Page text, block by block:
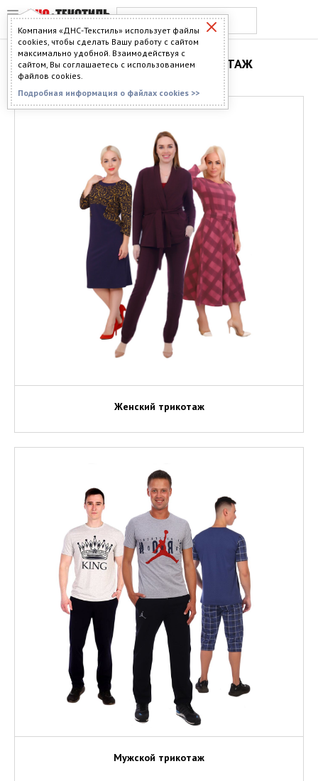
Компания «ДНС-Текстиль» использует файлы
cookies, чтобы сделать Вашу работу с сайтом
максимально удобной. Взаимодействуя с
сайтом, Вы соглашаетесь с использованием
файлов cookies.
Подробная информация о файлах cookies >>
РОССИЙСКИЙ ТРИКОТАЖ
Женский трикотаж
Мужской трикотаж